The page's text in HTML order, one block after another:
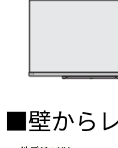
■壁から